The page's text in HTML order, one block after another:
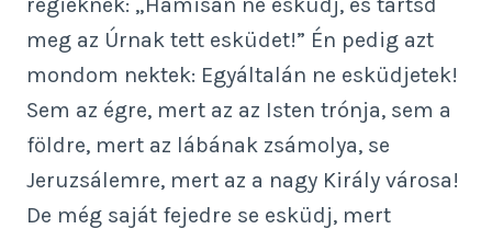
meg az Úrnak tett esküdet!” Én pedig azt
mondom nektek: Egyáltalán ne esküdjetek!
Sem az égre, mert az az Isten trónja, sem a
földre, mert az lábának zsámolya, se
Jeruzsálemre, mert az a nagy Király városa!
De még saját fejedre se esküdj, mert